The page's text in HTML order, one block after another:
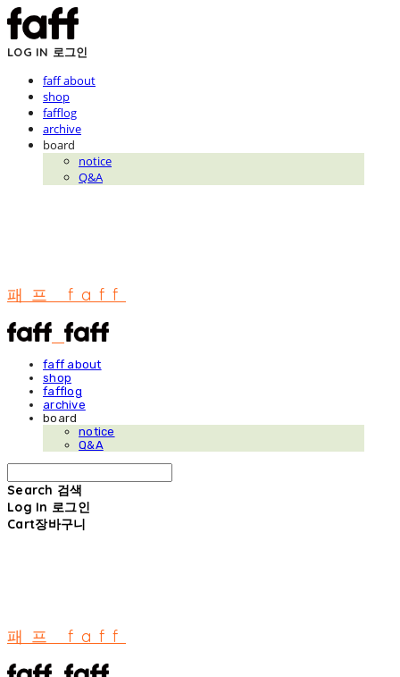
LOG IN 로그인
faff about
shop
fafflog
archive
board
notice
Q&A
패프 faff
faff about
shop
fafflog
archive
board
notice
Q&A
Search 검색
Log In 로그인
Cart장바구니
패프 faff